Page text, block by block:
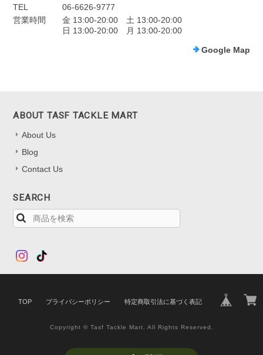
TEL
06-6626-9777
営業時間
金 13:00-20:00 土 13:00-20:00
日 13:00-20:00 月 13:00-20:00
Google Map
ABOUT TASF TACKLE MART
About Us
Blog
Contact Us
SEARCH
TOP プライバシーポリシー 特定商取引法に基づく表記
Copyright © Tasf Tackle Mart. All Rights Reserved.